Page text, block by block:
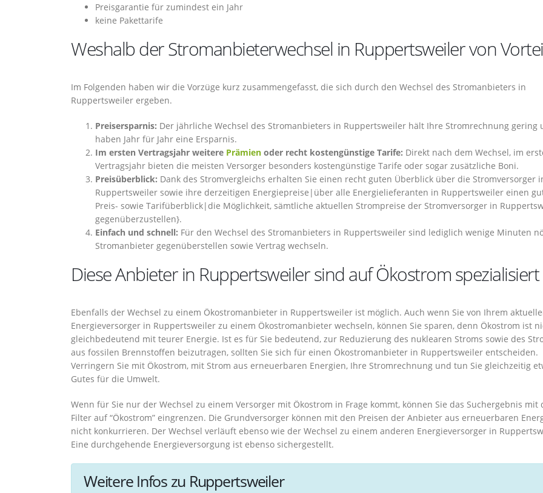
Preisgarantie für zumindest ein Jahr
keine Pakettarife
Weshalb der Stromanbieterwechsel in Ruppertsweiler von
Im Folgenden haben wir die Vorzüge kurz zusammengefasst, die sich durch den Wechsel des Stromanbieters in
Ruppertsweiler ergeben.
Preisersparnis: Der jährliche Wechsel des Stromanbieters in Ruppertsweiler hält Ihre Stromrechnung gering
haben Jahr für Jahr eine Ersparnis.
Im ersten Vertragsjahr weitere Prämien oder recht kostengünstige Tarife: Direkt nach dem Wechsel, im
Vertragsjahr bieten die meisten Versorger besonders kostengünstige Tarife oder sogar zusätzliche Boni.
Preisüberblick: Dank des Stromvergleichs erhalten Sie einen recht guten Überblick über die Stromversorger
Ruppertsweiler sowie ihre derzeitigen Energiepreise|über alle Energielieferanten in Ruppertsweiler einen
Preis- sowie Tarifüberblick|die Möglichkeit, sämtliche aktuellen Strompreise der Stromversorger in
gegenüberzustellen}.
Einfach und schnell: Für den Wechsel des Stromanbieters in Ruppertsweiler sind lediglich wenige Minuten
Stromanbieter gegenüberstellen sowie Vertrag wechseln.
Diese Anbieter in Ruppertsweiler sind auf Ökostrom spezialisiert
Ebenfalls der Wechsel zu einem Ökostromanbieter in Ruppertsweiler ist möglich. Auch wenn Sie von Ihrem
Energieversorger in Ruppertsweiler zu einem Ökostromanbieter wechseln, können Sie sparen, denn Ökostrom ist
gleichbedeutend mit teurer Energie. Ist es für Sie bedeutend, zur Reduzierung des nuklearen Stroms sowie des
aus fossilen Brennstoffen beizutragen, sollten Sie sich für einen Ökostromanbieter in Ruppertsweiler entscheiden.
Verringern Sie mit Ökostrom, mit Strom aus erneuerbaren Energien, Ihre Stromrechnung und tun Sie gleichzeitig
Gutes für die Umwelt.
Wenn für Sie nur der Wechsel zu einem Versorger mit Ökostrom in Frage kommt, können Sie das Suchergebnis mit
Filter auf “Ökostrom” eingrenzen. Die Grundversorger können mit den Preisen der Anbieter aus erneuerbaren
nicht konkurrieren. Der Wechsel verläuft ebenso wie der Wechsel zu einem anderen Energieversorger in
Eine durchgehende Energieversorgung ist ebenso sichergestellt.
Weitere Infos zu Ruppertsweiler